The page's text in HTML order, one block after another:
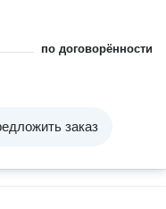
по договорённости
заказ